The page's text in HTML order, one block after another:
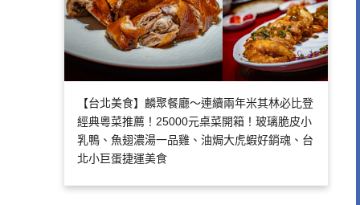
【台北美食】麟聚餐廳～連續兩年米其林必比登
經典粵菜推薦！25000元桌菜開箱！玻璃脆皮小
乳鴨、魚翅濃湯一品雞、油焗大虎蝦好銷魂、台
北小巨蛋捷運美食